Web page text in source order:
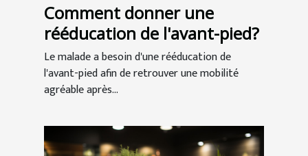
Comment donner une
rééducation de l'avant-pied?
Le malade a besoin d'une rééducation de
l'avant-pied afin de retrouver une mobilité
agréable après...